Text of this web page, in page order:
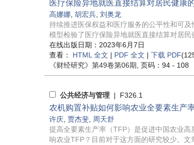
医疗保险异地就医直接结算对居民健康
高娜娜, 胡宏兵, 刘奥龙
持续推进医保权益和医疗服务的公平性和可
模型检验了医疗保险异地就医直接结算对居
在线出版日期：2023年6月7日
查看： HTML 全文 | PDF 全文 | 下载 PDF
《财经研究》 第49卷第06期, 页码：94 - 108
公共经济与管理 | F326.1
农机购置补贴如何影响农业全要素生产
许庆, 贾杰斐, 周天舒
提高全要素生产率（TFP）是促进中国农业
响农业TFP？目前对于这方面的研究较少。